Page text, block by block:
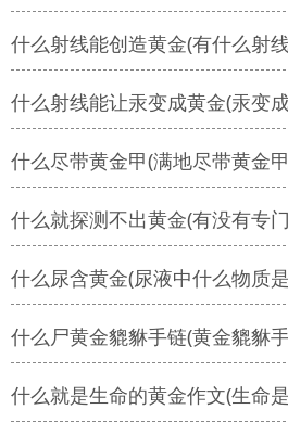
什么射线能创造黄金(有什么射
什么射线能让汞变成黄金(汞变
什么尽带黄金甲(满地尽带黄金
什么就探测不出黄金(有没有专
什么尿含黄金(尿液中什么物质
什么尸黄金貔貅手链(黄金貔貅
什么就是生命的黄金作文(生命